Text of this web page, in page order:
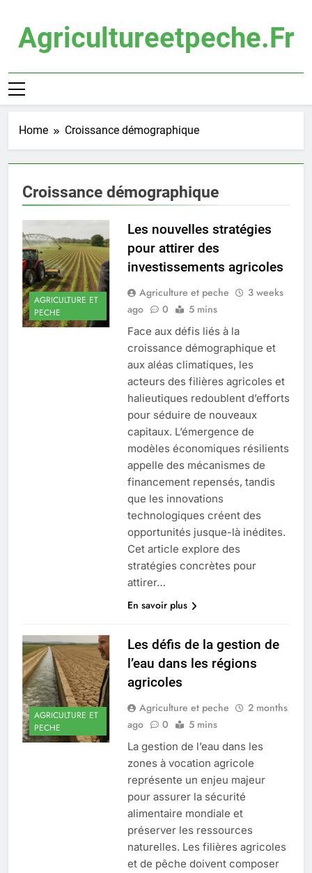
contentAgricultureetpeche.fr
Home Croissance démographique
Croissance démographique
AGRICULTURE ET
PECHE
Les nouvelles stratégies
pour attirer des
investissements agricoles
Agriculture et peche
3 weeks
ago
0 5 mins
Face aux défis liés à la
croissance démographique et
aux aléas climatiques, les
acteurs des filières agricoles et
halieutiques redoublent d’efforts
pour séduire de nouveaux
capitaux. L’émergence de
modèles économiques résilients
appelle des mécanismes de
financement repensés, tandis
que les innovations
technologiques créent des
opportunités jusque-là inédites.
Cet article explore des
stratégies concrètes pour
attirer…
En savoir plus
AGRICULTURE ET
PECHE
Les défis de la gestion de
l’eau dans les régions
agricoles
Agriculture et peche
2 months
ago
0 5 mins
La gestion de l’eau dans les
zones à vocation agricole
représente un enjeu majeur
pour assurer la sécurité
alimentaire mondiale et
préserver les ressources
naturelles. Les filières agricoles
et de pêche doivent composer